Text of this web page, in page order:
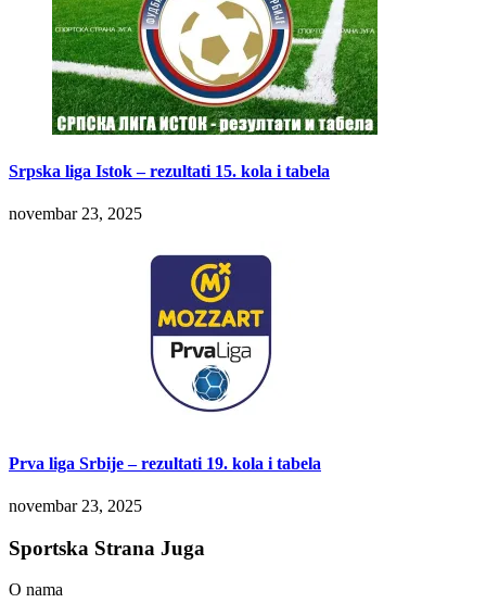
Srpska liga Istok – rezultati 15. kola i tabela
novembar 23, 2025
Prva liga Srbije – rezultati 19. kola i tabela
novembar 23, 2025
Sportska Strana Juga
O nama